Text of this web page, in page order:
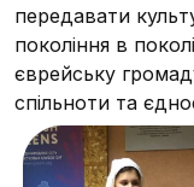
передавати
покоління в
єврейську
спільноти та